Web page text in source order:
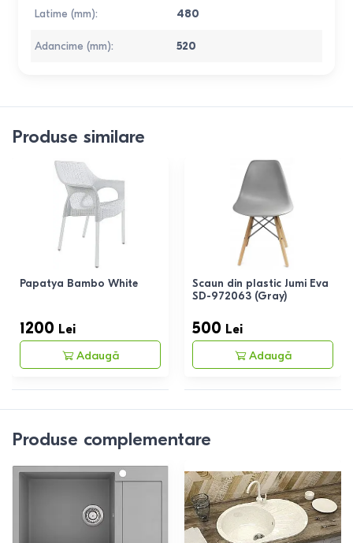
Latime (mm): 480
Adancime (mm): 520
Produse similare
Papatya Bambo White
1200 Lei
Adaugă
Scaun din plastic Jumi Eva
SD-972063 (Gray)
500 Lei
Adaugă
Produse complementare